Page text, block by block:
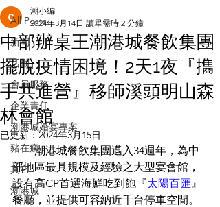
All Posts
新聞
活動
會員服務
企業責任
潮港城婚宴專案
豬在瘋
其它
潮港城
中部辦桌王潮港城餐飲集團
擺脫疫情困境！2天1夜『㩦
手共進營』移師溪頭明山森
林會館
潮小編
2024年3月14日 讀畢需時 2 分鐘
已更新：2024年3月15日
        潮港城餐飲集團邁入34週年，為中
部地區最具規模及經驗之大型宴會館，
設有高CP首選海鮮吃到飽『太陽百匯』
餐廳，並提供可容納近千台停車空間。